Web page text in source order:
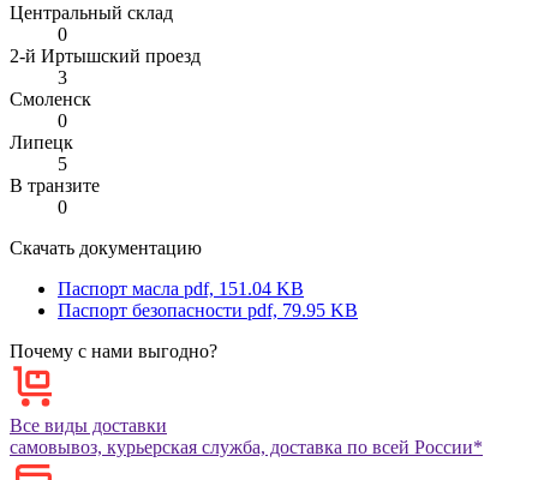
Центральный склад
0
2-й Иртышский проезд
3
Смоленск
0
Липецк
5
В транзите
0
Скачать документацию
Паспорт масла pdf, 151.04 KB
Паспорт безопасности pdf, 79.95 KB
Почему с нами выгодно?
Все виды доставки
самовывоз, курьерская служба, доставка по всей России*